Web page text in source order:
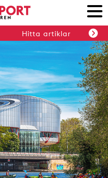
Hitta artiklar